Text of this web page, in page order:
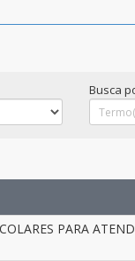
Busca
PARA